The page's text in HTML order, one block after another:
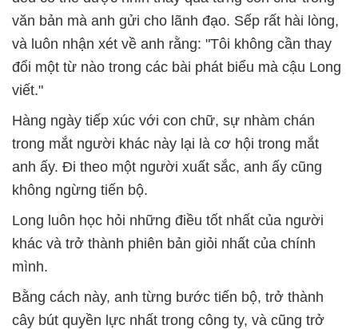
văn bản mà anh gửi cho lãnh đạo. Sếp rất hài lòng,
và luôn nhận xét về anh rằng: "Tôi không cần thay
đổi một từ nào trong các bài phát biểu mà cậu Long
viết."
Hàng ngày tiếp xúc với con chữ, sự nhàm chán
trong mắt người khác này lại là cơ hội trong mắt
anh ấy. Đi theo một người xuất sắc, anh ấy cũng
không ngừng tiến bộ.
Long luôn học hỏi những điều tốt nhất của người
khác và trở thành phiên bản giỏi nhất của chính
mình.
Bằng cách này, anh từng bước tiến bộ, trở thành
cây bút quyền lực nhất trong công ty, và cũng trở